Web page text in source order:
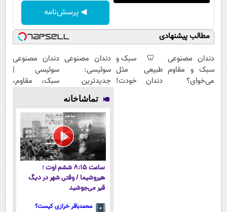
◀ پرسش‌نامه
مطالب پیشنهادی
دندان مصنوعی
سبک و مقاوم
می‌خوای؟
🦷 سبک و
طبیعی مثل
دندان خودت!
دندان مصنوعی
سوئیسی:
جدیدترین
فناوری اروپا،
سبک و مقاوم |
پرداخت قسطی
دندان مصنوعی
سوئیسی |
سبک، مقاوم،
اقساطی😍
تماشاخانه
ساعت ۸:۱۵ ششم اوت ؛
هیروشیما / وقتی شهر در دیگ
قیر می‌جوشید
محمدباقر خرازی کیست؟